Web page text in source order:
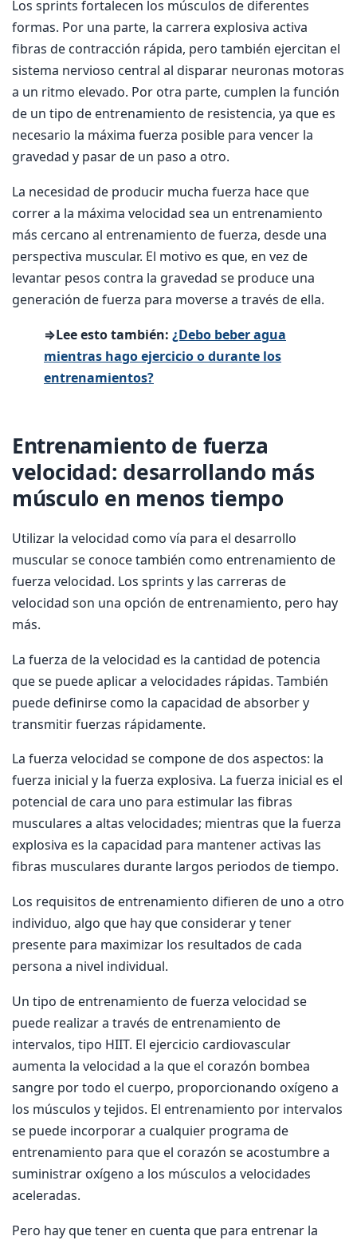
Los sprints fortalecen los músculos de diferentes
formas. Por una parte, la carrera explosiva activa
fibras de contracción rápida, pero también ejercitan el
sistema nervioso central al disparar neuronas motoras
a un ritmo elevado. Por otra parte, cumplen la función
de un tipo de entrenamiento de resistencia, ya que es
necesario la máxima fuerza posible para vencer la
gravedad y pasar de un paso a otro.
La necesidad de producir mucha fuerza hace que
correr a la máxima velocidad sea un entrenamiento
más cercano al entrenamiento de fuerza, desde una
perspectiva muscular. El motivo es que, en vez de
levantar pesos contra la gravedad se produce una
generación de fuerza para moverse a través de ella.
⇒Lee esto también: ¿Debo beber agua
mientras hago ejercicio o durante los
entrenamientos?
Entrenamiento de fuerza
velocidad: desarrollando más
músculo en menos tiempo
Utilizar la velocidad como vía para el desarrollo
muscular se conoce también como entrenamiento de
fuerza velocidad. Los sprints y las carreras de
velocidad son una opción de entrenamiento, pero hay
más.
La fuerza de la velocidad es la cantidad de potencia
que se puede aplicar a velocidades rápidas. También
puede definirse como la capacidad de absorber y
transmitir fuerzas rápidamente.
La fuerza velocidad se compone de dos aspectos: la
fuerza inicial y la fuerza explosiva. La fuerza inicial es el
potencial de cara uno para estimular las fibras
musculares a altas velocidades; mientras que la fuerza
explosiva es la capacidad para mantener activas las
fibras musculares durante largos periodos de tiempo.
Los requisitos de entrenamiento difieren de uno a otro
individuo, algo que hay que considerar y tener
presente para maximizar los resultados de cada
persona a nivel individual.
Un tipo de entrenamiento de fuerza velocidad se
puede realizar a través de entrenamiento de
intervalos, tipo HIIT. El ejercicio cardiovascular
aumenta la velocidad a la que el corazón bombea
sangre por todo el cuerpo, proporcionando oxígeno a
los músculos y tejidos. El entrenamiento por intervalos
se puede incorporar a cualquier programa de
entrenamiento para que el corazón se acostumbre a
suministrar oxígeno a los músculos a velocidades
aceleradas.
Pero hay que tener en cuenta que para entrenar la